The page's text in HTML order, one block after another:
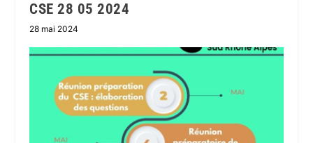
CSE 28 05 2024
28 mai 2024